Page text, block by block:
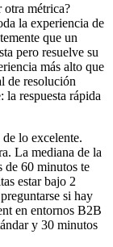
otra métrica?
la experiencia de
que un
pero resuelve su
más alto que
de resolución
respuesta rápida
lo excelente.
La mediana de la
de 60 minutos te
estar bajo 2
si hay
en entornos B2B
y 30 minutos